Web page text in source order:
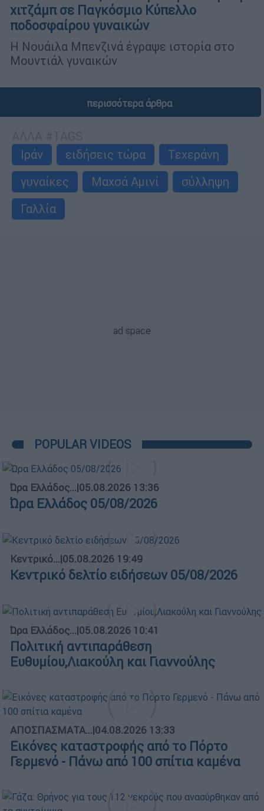
χιτζάμπ σε Παγκόσμιο Κύπελλο
ποδοσφαίρου γυναικών
Η Νουάιλα Μπενζινά έγραψε ιστορία στο
Μουντιάλ γυναικών
περισσότερα άρθρα
Ιράν
ειδήσεις τώρα
Τεχεράνη
γυναίκες
Μαχσά Αμινί
σύλληψη
Γαλλία
POPULAR VIDEOS
Ώρα Ελλάδος...|05.08.2026 13:36
Ώρα Ελλάδος 05/08/2026
Κεντρικό...|05.08.2026 19:49
Κεντρικό δελτίο ειδήσεων 05/08/2026
Ώρα Ελλάδος...|05.08.2026 10:41
Πολιτική αντιπαράθεση
Ευθυμίου,Λιακούλη και Γιαννούλης
ΑΠΟΣΠΑΣΜΑΤΑ...|04.08.2026 13:33
Εικόνες καταστροφής από το Πόρτο
Γερμενό - Πάνω από 100 σπίτια καμένα